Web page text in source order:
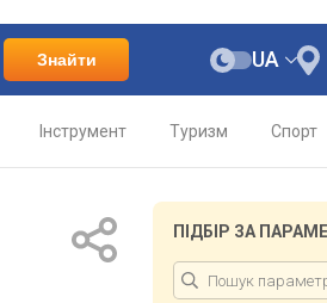
Знайти UA
Інструмент Туризм Спорт
ПІДБІР ЗА